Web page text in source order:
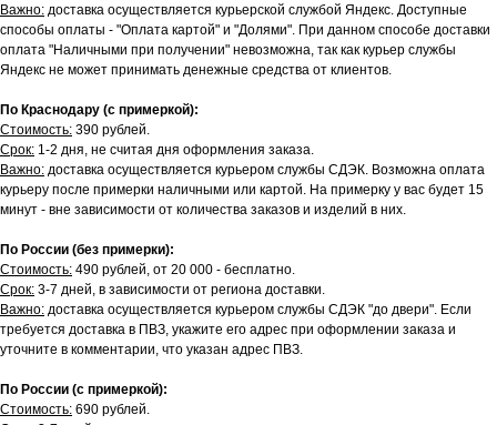
Важно: доставка осуществляется курьерской службой Яндекс. Доступные
способы оплаты - "Оплата картой" и "Долями". При данном способе доставки
оплата "Наличными при получении" невозможна, так как курьер службы
Яндекс не может принимать денежные средства от клиентов.
По Краснодару (с примеркой):
Стоимость: 390 рублей.
Срок: 1-2 дня, не считая дня оформления заказа.
Важно: доставка осуществляется курьером службы СДЭК. Возможна оплата
курьеру после примерки наличными или картой. На примерку у вас будет 15
минут - вне зависимости от количества заказов и изделий в них.
По России (без примерки):
Стоимость: 490 рублей, от 20 000 - бесплатно.
Срок: 3-7 дней, в зависимости от региона доставки.
Важно: доставка осуществляется курьером службы СДЭК "до двери". Если
требуется доставка в ПВЗ, укажите его адрес при оформлении заказа и
уточните в комментарии, что указан адрес ПВЗ.
По России (с примеркой):
Стоимость: 690 рублей.